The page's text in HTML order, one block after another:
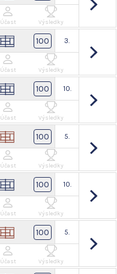
Účast Výsledky
100 3.
Účast Výsledky
100 10.
Účast Výsledky
100 5.
Účast Výsledky
100 10.
Účast Výsledky
100 5.
Účast Výsledky